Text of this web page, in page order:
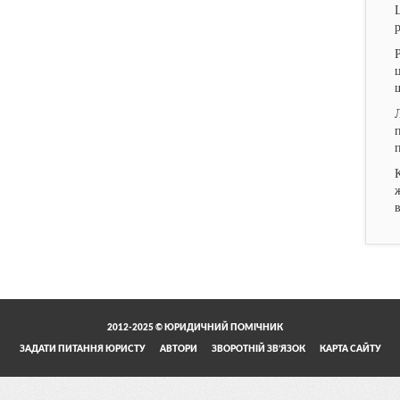
2012-2025 © ЮРИДИЧНИЙ ПОМІЧНИК
ЗАДАТИ ПИТАННЯ ЮРИСТУ АВТОРИ ЗВОРОТНІЙ ЗВ’ЯЗОК КАРТА САЙТУ